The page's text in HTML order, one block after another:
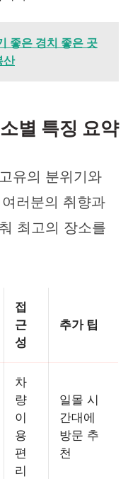
좋은 경치 좋은 곳
산
별 특징 요약
유의 분위기와
러분의 취향과
최고의 장소를
접
근
성
추가 팁
차
량
이
용
편
리
일몰 시
간대에
방문 추
천